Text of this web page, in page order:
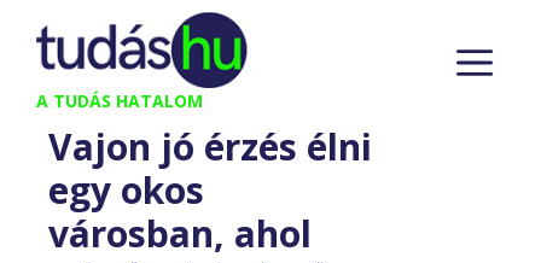
Kilépés
tartalomba
A TUDÁS HATALOM
Vajon jó érzés élni
egy okos
városban, ahol